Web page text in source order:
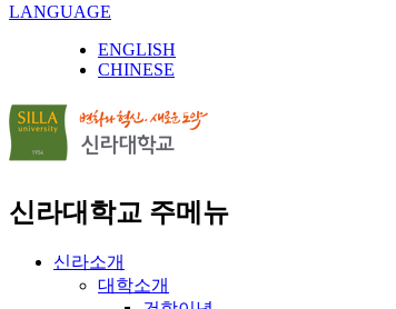
LANGUAGE
ENGLISH
CHINESE
신라대학교 주메뉴
신라소개
대학소개